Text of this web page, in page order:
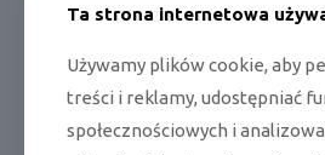
Długość x wysokość x szerokość
Waga netto jedn. wewn. / zewn.
CECHY / WYPOSAŻENIE
Ta strona internetowa
Używamy plików cookie, aby
treści i reklamy, udostępniać
społecznościowych i